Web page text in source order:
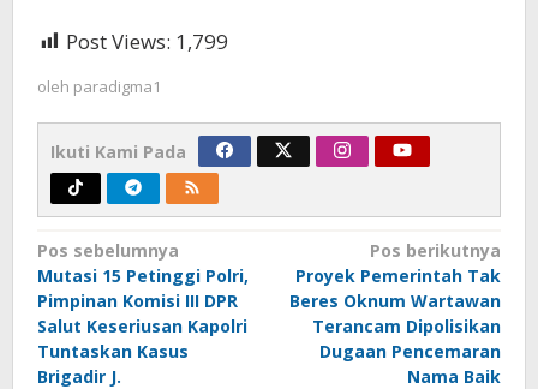
Post Views: 1,799
oleh paradigma1
Ikuti Kami Pada
Navigasi
pos
Pos sebelumnya
Mutasi 15 Petinggi Polri,
Pimpinan Komisi III DPR
Salut Keseriusan Kapolri
Tuntaskan Kasus
Brigadir J.
Pos berikutnya
Proyek Pemerintah Tak
Beres Oknum Wartawan
Terancam Dipolisikan
Dugaan Pencemaran
Nama Baik